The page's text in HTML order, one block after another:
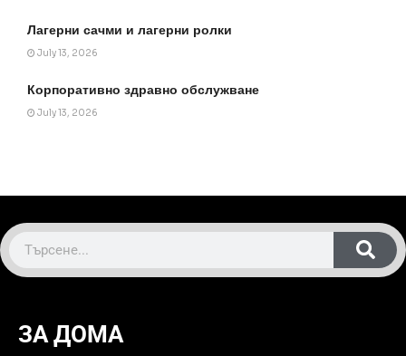
Лагерни сачми и лагерни ролки
July 13, 2026
Корпоративно здравно обслужване
July 13, 2026
ЗА ДОМА